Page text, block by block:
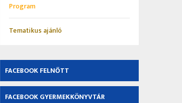
Program
Tematikus ajánló
FACEBOOK FELNŐTT
FACEBOOK GYERMEKKÖNYVTÁR